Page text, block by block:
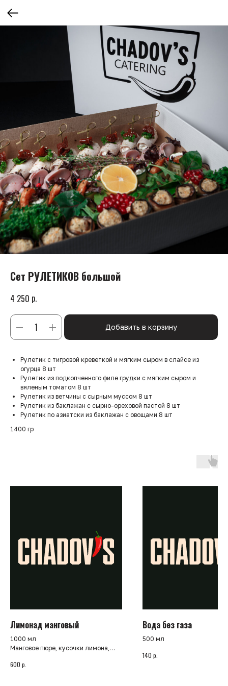
Сет РУЛЕТИКОВ большой
4 250 р.
Добавить в корзину
Рулетик с тигровой креветкой и мягким сыром в слайсе из
огурца 8 шт
Рулетик из подкопченного филе грудки с мягким сыром и
вяленым томатом 8 шт
Рулетик из ветчины с сырным муссом 8 шт
Рулетик из баклажан с сырно-ореховой пастой 8 шт
Рулетик по азиатски из баклажан с овощами 8 шт
1400 гр
Лимонад манговый
1000 мл
Манговое пюре, кусочки лимона,
600 р.
Вода без газа
500 мл
140 р.